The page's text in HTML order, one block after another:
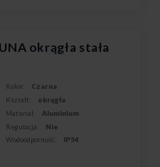
okrągła stała
Kolor:
Czarna
Kształt:
okrągła
Materiał:
Aluminium
Regulacja:
Nie
Wodoodporność:
IP54